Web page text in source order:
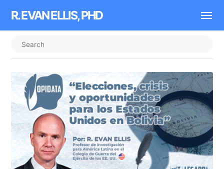
R. EVAN ELLIS, PHD